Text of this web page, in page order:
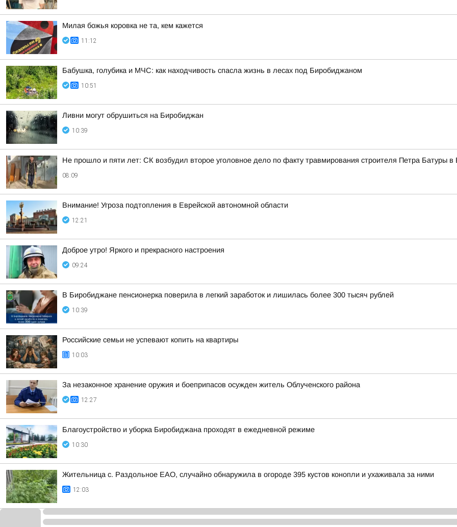
Милая божья коровка не та, кем кажется
11:12
Бабушка, голубика и МЧС: как находчивость спасла жизнь в лесах под Биробиджаном
10:51
Ливни могут обрушиться на Биробиджан
10:39
Не прошло и пяти лет: СК возбудил второе уголовное дело по факту травмирования строителя Петра Батуры
08:09
Внимание! Угроза подтопления в Еврейской автономной области
12:21
Доброе утро! Яркого и прекрасного настроения
09:24
В Биробиджане пенсионерка поверила в легкий заработок и лишилась более 300 тысяч рублей
10:39
Российские семьи не успевают копить на квартиры
10:03
За незаконное хранение оружия и боеприпасов осужден житель Облученского района
12:27
Благоустройство и уборка Биробиджана проходят в ежедневной режиме
10:30
Жительница с. Раздольное ЕАО, случайно обнаружила в огороде 395 кустов конопли и ухаживала за ними
12:03